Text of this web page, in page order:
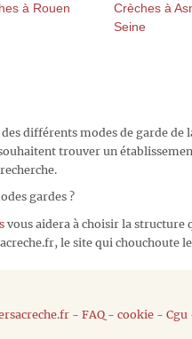
à Rouen
Crèches à
Seine
différents modes de garde de
trouver un
gardes ?
vous aidera à choisir la structure
le site qui chouchoute
- FAQ - cookie - Cgu